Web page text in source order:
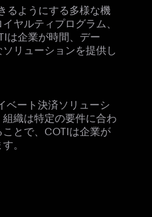
るようにする多様な機
ヤルティプログラム、
は企業が時間、デー
リューションを提供し
ベート決済ソリューシ
織は特定の要件に合わ
とで、COTIは企業が
。